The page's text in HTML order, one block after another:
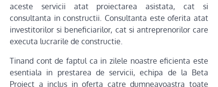
aceste servicii atat proiectarea asistata, cat si
consultanta in constructii. Consultanta este oferita atat
investitorilor si beneficiarilor, cat si antreprenorilor care
executa lucrarile de constructie.
Tinand cont de faptul ca in zilele noastre eficienta este
esentiala in prestarea de servicii, echipa de la Beta
Proiect a inclus in oferta catre dumneavoastra toate